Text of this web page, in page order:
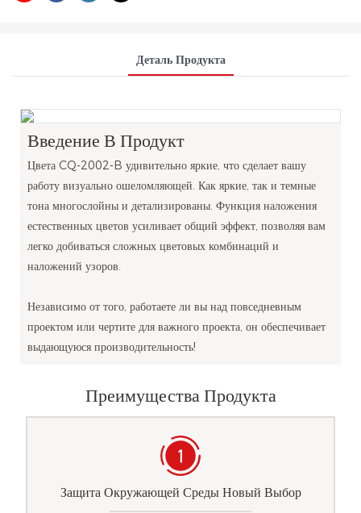
Деталь Продукта
Введение В Продукт
Цвета CQ-2002-B удивительно яркие, что сделает вашу
работу визуально ошеломляющей. Как яркие, так и темные
тона многослойны и детализированы. Функция наложения
естественных цветов усиливает общий эффект, позволяя вам
легко добиваться сложных цветовых комбинаций и
наложений узоров.
Независимо от того, работаете ли вы над повседневным
проектом или чертите для важного проекта, он обеспечивает
выдающуюся производительность!
Преимущества Продукта
Защита Окружающей Среды Новый Выбор